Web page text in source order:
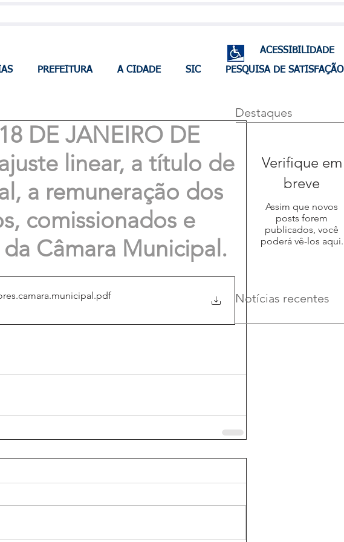
ACESSIBILIDADE
PREFEITURA A CIDADE SIC PESQUISA DE SATISFAÇÃO
DE JANEIRO DE
linear, a título de
a remuneração dos
comissionados e
Câmara Municipal.
.pdf
Destaques
Verifique em
breve
Assim que novos
posts forem
publicados, você
poderá vê-los aqui.
Notícias recentes